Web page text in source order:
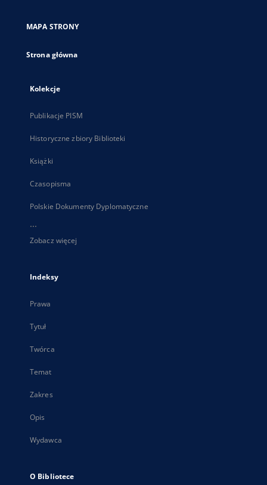
karcie
MAPA STRONY
Strona główna
Kolekcje
Publikacje PISM
Historyczne zbiory Biblioteki
Książki
Czasopisma
Polskie Dokumenty Dyplomatyczne
...
Zobacz więcej
Indeksy
Prawa
Tytuł
Twórca
Temat
Zakres
Opis
Wydawca
O Bibliotece